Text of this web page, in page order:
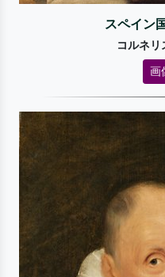
スペイン
コルネリ
画